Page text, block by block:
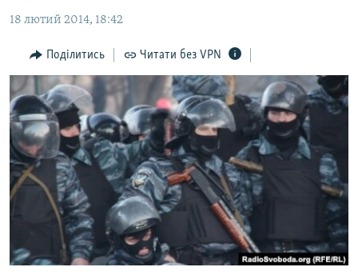
основної
Перейти
до
пошуку
БЛОГИ
ПОГЛЯД
ІНТЕРВ'Ю
ВСЕ ЗА ДЕНЬ
СПЕЦПРОЕКТИ
ДЕПОРТАЦІЯ
ВІДЕОУРОКИ «ELIFBE»
СВІДЧЕННЯ ОКУПАЦІЇ
УКРАЇНСЬКА ПРОБЛЕМА КРИМУ
ЯК ОБІЙТИ БЛОКУВАННЯ
Русский
Qırımtatar
18 лютий 2014, 18:42
Поділитись Читати без VPN